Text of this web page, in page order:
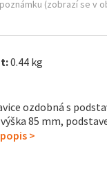
0.44 kg
ozdobná s
85 mm,
>